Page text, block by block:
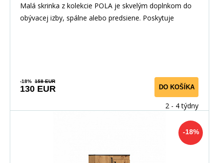
Malá skrinka z kolekcie POLA je skvelým doplnkom do
obývacej izby, spálne alebo predsiene. Poskytuje
-18% 158 EUR
130 EUR DO KOŠÍKA
2 - 4 týdny
-18%